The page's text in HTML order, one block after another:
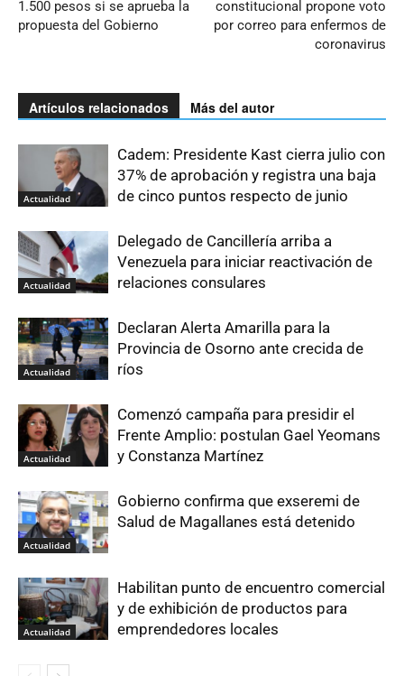
1.500 pesos si se aprueba la
propuesta del Gobierno
constitucional propone voto
por correo para enfermos de
coronavirus
Artículos relacionados Más del autor
Actualidad
Cadem: Presidente Kast cierra julio con
37% de aprobación y registra una baja
de cinco puntos respecto de junio
Actualidad
Delegado de Cancillería arriba a
Venezuela para iniciar reactivación de
relaciones consulares
Actualidad
Declaran Alerta Amarilla para la
Provincia de Osorno ante crecida de
ríos
Actualidad
Comenzó campaña para presidir el
Frente Amplio: postulan Gael Yeomans
y Constanza Martínez
Actualidad
Gobierno confirma que exseremi de
Salud de Magallanes está detenido
Actualidad
Habilitan punto de encuentro comercial
y de exhibición de productos para
emprendedores locales